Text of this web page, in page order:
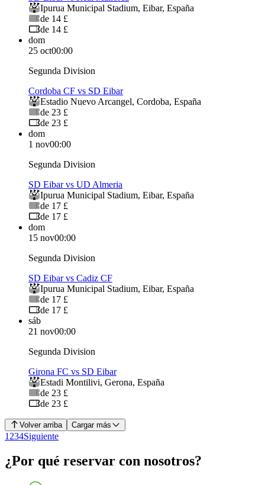
Ipurua Municipal Stadium, Eibar, España
de 14 £
de 14 £
dom
25 oct00:00
Segunda Division
Cordoba CF vs SD Eibar
Estadio Nuevo Arcangel, Cordoba, España
de 23 £
de 23 £
dom
1 nov00:00
Segunda Division
SD Eibar vs UD Almeria
Ipurua Municipal Stadium, Eibar, España
de 17 £
de 17 £
dom
15 nov00:00
Segunda Division
SD Eibar vs Cadiz CF
Ipurua Municipal Stadium, Eibar, España
de 17 £
de 17 £
sáb
21 nov00:00
Segunda Division
Girona FC vs SD Eibar
Estadi Montilivi, Gerona, España
de 23 £
de 23 £
Volver arriba Cargar más
1 234Siguiente
¿Por qué reservar con nosotros?